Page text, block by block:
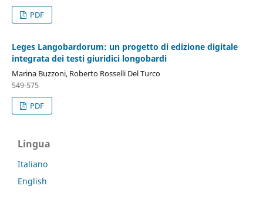
PDF
Leges Langobardorum: un progetto di edizione digitale
integrata dei testi giuridici longobardi
Marina Buzzoni, Roberto Rosselli Del Turco
549-575
PDF
Lingua
Italiano
English